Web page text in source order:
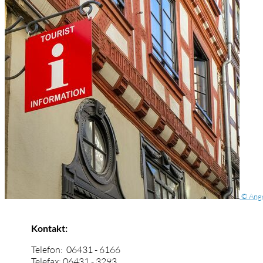
©
Kontakt:
Telefon: 06431 - 6166